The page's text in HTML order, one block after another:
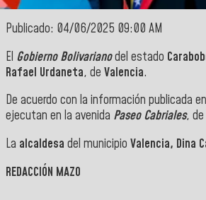
Publicado: 04/06/2025 09:00 AM
El Gobierno Bolivarianodel estado
Rafael Urdaneta, de Valencia.
De acuerdo con la información publicada
ejecutan en la avenida Paseo Cabriales, de
La alcaldesa del municipio Valencia, Dina
REDACCIÓN MAZO